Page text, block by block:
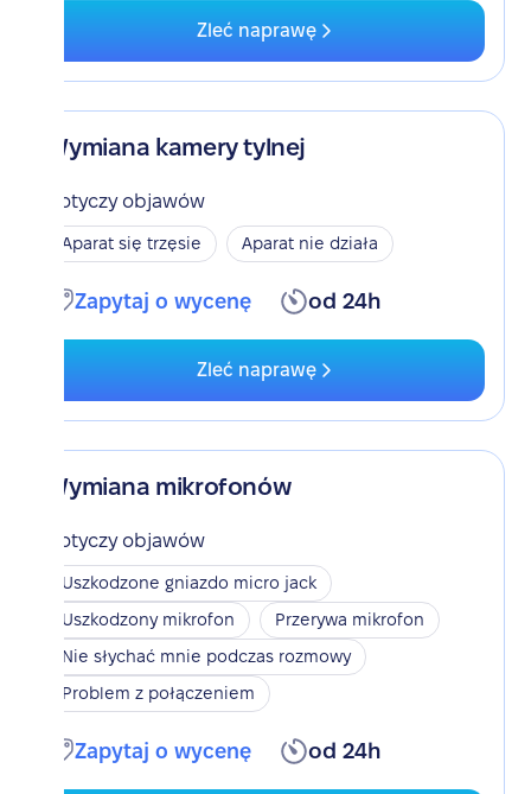
Zleć naprawę
Wymiana kamery tylnej
Dotyczy objawów
Aparat się trzęsie Aparat nie działa
Zapytaj o wycenę od 24h
Zleć naprawę
Wymiana mikrofonów
Dotyczy objawów
Uszkodzone gniazdo micro jack
Uszkodzony mikrofon
Przerywa mikrofon
Nie słychać mnie podczas rozmowy
Problem z połączeniem
Zapytaj o wycenę od 24h